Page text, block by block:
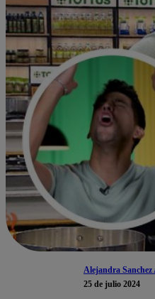
Alejandra Sanchez
25 de julio 2024